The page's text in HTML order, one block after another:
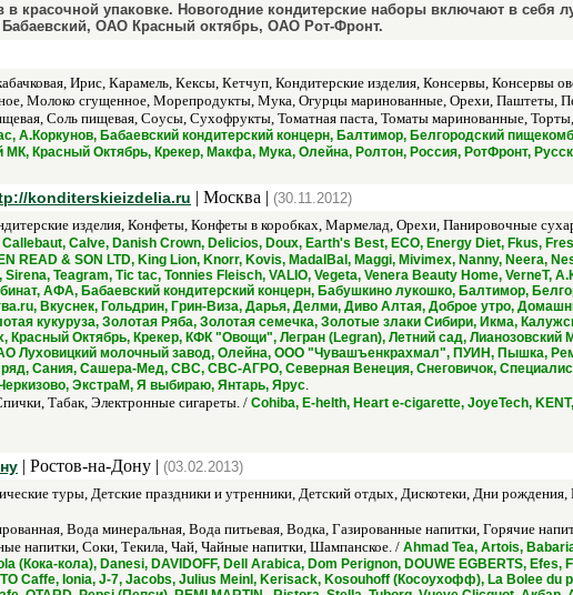
красочной упаковке. Новогодние кондитерские наборы включают в себя
ОАО Красный октябрь, ОАО Рот-Фронт.
Ирис, Карамель, Кексы, Кетчуп, Кондитерские изделия, Консервы, Консервы
Молоко сгущенное, Морепродукты, Мука, Огурцы маринованные, Орехи, Паштеты,
Соль пищевая, Соусы, Сухофрукты, Томатная паста, Томаты маринованные,
А.Коркунов, Бабаевский кондитерский концерн, Балтимор, Белгородский
Красный Октябрь, Крекер, Макфа, Мука, Олейна, Ролтон, Россия, РотФронт,
konditerskieizdelia.ru | Москва | (30.11.2012)
изделия, Конфеты, Конфеты в коробках, Мармелад, Орехи, Панировочные
Calve, Danish Crown, Delicios, Doux, Earth's Best, ECO, Energy Diet, Fkus,
READ & SON LTD, King Lion, Knorr, Kovis, MadalBal, Maggi, Mivimex, Nanny, Neera,
Teagram, Tic tac, Tonnies Fleisch, VALIO, Vegeta, Venera Beauty Home, VerneT,
АФА, Бабаевский кондитерский концерн, Бабушкино лукошко, Балтимор,
Вкуснек, Гольдрин, Грин-Виза, Дарья, Делми, Диво Алтая, Доброе утро,
кукуруза, Золотая Ряба, Золотая семечка, Золотые злаки Сибири, Икма,
Красный Октябрь, Крекер, КФК "Овощи", Легран (Legran), Летний сад,
Луховицкий молочный завод, Олейна, ООО "Чувашъенкрахмал", ПУИН, Пышка,
Сания, Сашера-Мед, СВС, СВС-АГРО, Северная Венеция, Снеговичок,
ЭкстраМ, Я выбираю, Янтарь, Ярус.
Табак, Электронные сигареты. / Cohiba, E-helth, Heart e-cigarette, JoyeTech,
| Ростов-на-Дону | (03.02.2013)
туры, Детские праздники и утренники, Детский отдых, Дискотеки, Дни
Вода минеральная, Вода питьевая, Водка, Газированные напитки, Горячие
напитки, Соки, Текила, Чай, Чайные напитки, Шампанское. / Ahmad Tea, Artois,
(Кока-кола), Danesi, DAVIDOFF, Dell Arabica, Dom Perignon, DOUWE EGBERTS, Efes,
Caffe, Ionia, J-7, Jacobs, Julius Meinl, Kerisack, Kosouhoff (Косоухофф), La Bolee du